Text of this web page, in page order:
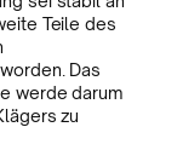
Teile des
Das
werde darum
zu